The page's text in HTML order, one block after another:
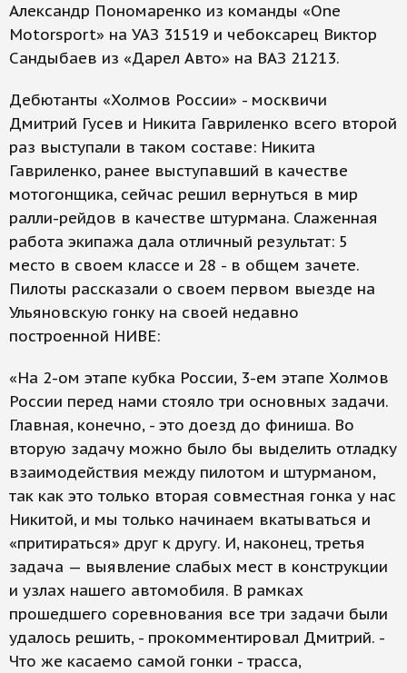
Александр Пономаренко из команды «One
Motorsport» на УАЗ 31519 и чебоксарец Виктор
Сандыбаев из «Дарел Авто» на ВАЗ 21213.
Дебютанты «Холмов России» - москвичи
Дмитрий Гусев и Никита Гавриленко всего второй
раз выступали в таком составе: Никита
Гавриленко, ранее выступавший в качестве
мотогонщика, сейчас решил вернуться в мир
ралли-рейдов в качестве штурмана. Слаженная
работа экипажа дала отличный результат: 5
место в своем классе и 28 - в общем зачете.
Пилоты рассказали о своем первом выезде на
Ульяновскую гонку на своей недавно
построенной НИВЕ:
«На 2-ом этапе кубка России, 3-ем этапе Холмов
России перед нами стояло три основных задачи.
Главная, конечно, - это доезд до финиша. Во
вторую задачу можно было бы выделить отладку
взаимодействия между пилотом и штурманом,
так как это только вторая совместная гонка у нас
Никитой, и мы только начинаем вкатываться и
«притираться» друг к другу. И, наконец, третья
задача — выявление слабых мест в конструкции
и узлах нашего автомобиля. В рамках
прошедшего соревнования все три задачи были
удалось решить, - прокомментировал Дмитрий. -
Что же касаемо самой гонки - трасса,